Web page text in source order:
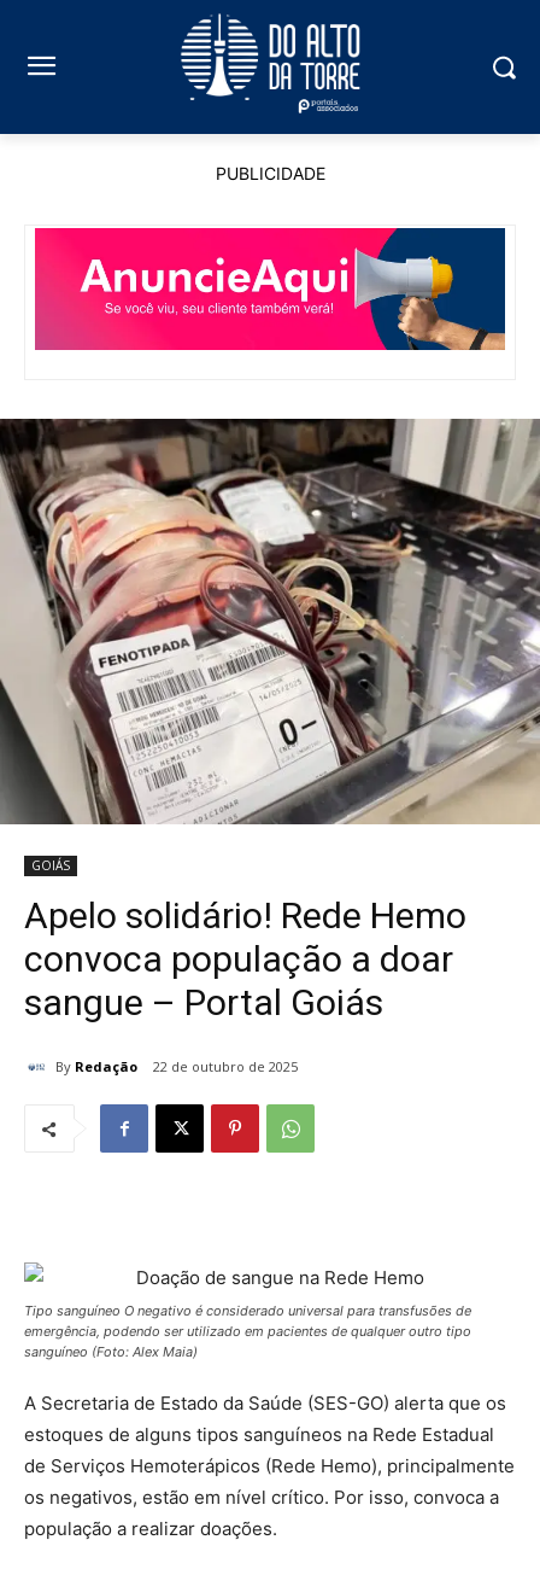
PUBLICIDADE
GOIÁS
Apelo solidário! Rede Hemo
convoca população a doar
sangue – Portal Goiás
By Redação 22 de outubro de 2025
Tipo sanguíneo O negativo é considerado universal para transfusões de
emergência, podendo ser utilizado em pacientes de qualquer outro tipo
sanguíneo (Foto: Alex Maia)
A Secretaria de Estado da Saúde (SES-GO) alerta que os
estoques de alguns tipos sanguíneos na Rede Estadual
de Serviços Hemoterápicos (Rede Hemo), principalmente
os negativos, estão em nível crítico. Por isso, convoca a
população a realizar doações.